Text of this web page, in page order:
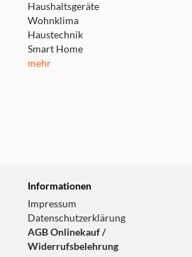
Haushaltsgeräte
Wohnklima
Haustechnik
Smart Home
mehr
Informationen
Impressum
Datenschutzerklärung
AGB Onlinekauf /
Widerrufsbelehrung